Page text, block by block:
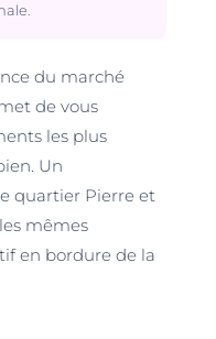
du marché
de vous
les plus
Un
quartier Pierre et
mêmes
en bordure de la